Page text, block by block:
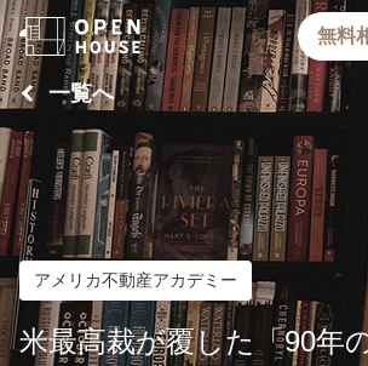
無料
一覧へ
アメリカ不動産アカデミー
米最高裁が覆した「90年